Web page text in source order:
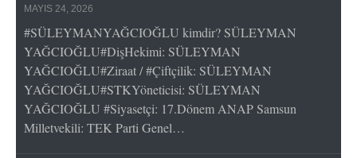
MAYIS 24, 2026
#SÜLEYMANYAĞCIOĞLU kimdir? SÜLEYMAN
YAĞCIOĞLU#DişHekimi: SÜLEYMAN
YAĞCIOĞLU#Ziraat / #Çiftçilik: SÜLEYMAN
YAĞCIOĞLU#STKYöneticisi: SÜLEYMAN
YAĞCIOĞLU #Siyasetçi: 17.Dönem ANAP Samsun
Milletvekili: TEK Parti Genel…